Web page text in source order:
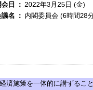
会日 ： 2022年3月25日 (金)
議名
： 内閣委員会 (6時間28
経済施策を一体的に講ずるこ